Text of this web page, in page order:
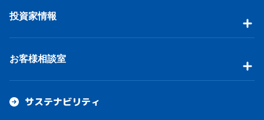
投資家情報
お客様相談室
サステナビリティ